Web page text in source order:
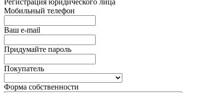
Регистрация юридического лица
Мобильный телефон
Ваш e-mail
Придумайте пароль
Покупатель
Форма собственности